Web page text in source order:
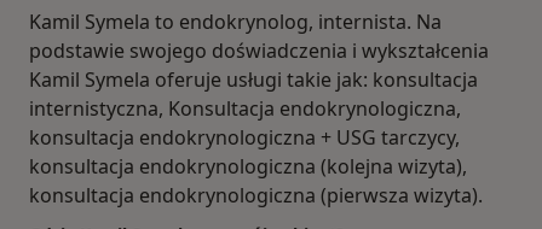
Kamil Symela to endokrynolog, internista. Na
podstawie swojego doświadczenia i wykształcenia
Kamil Symela oferuje usługi takie jak: konsultacja
internistyczna, Konsultacja endokrynologiczna,
konsultacja endokrynologiczna + USG tarczycy,
konsultacja endokrynologiczna (kolejna wizyta),
konsultacja endokrynologiczna (pierwsza wizyta).